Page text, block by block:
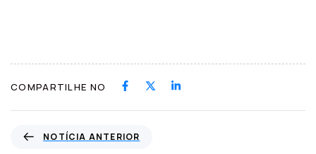
COMPARTILHE NO
NOTÍCIA ANTERIOR